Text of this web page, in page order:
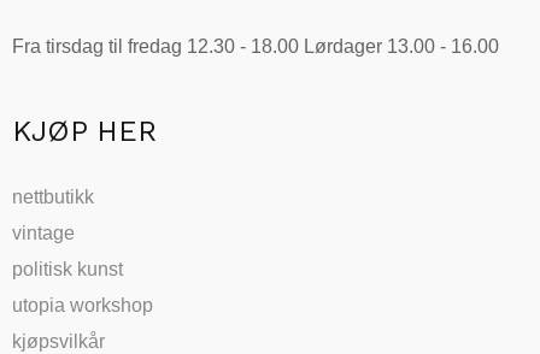
Fra tirsdag til fredag 12.30 - 18.00 Lørdager 13.00 - 16.00
KJØP HER
nettbutikk
vintage
politisk kunst
utopia workshop
kjøpsvilkår